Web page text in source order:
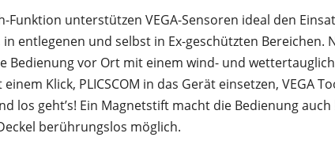
Funktion unterstützen VEGA-Sensoren ideal den
in entlegenen und selbst in Ex-geschützten Bereichen.
Bedienung vor Ort mit einem wind- und
Klick, PLICSCOM in das Gerät einsetzen, VEGA
los geht’s! Ein Magnetstift macht die Bedienung auch
berührungslos möglich.